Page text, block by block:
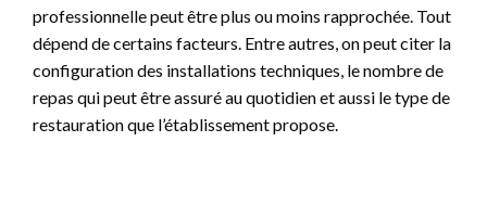
professionnelle peut être plus ou moins rapprochée. Tout
dépend de certains facteurs. Entre autres, on peut citer la
configuration des installations techniques, le nombre de
repas qui peut être assuré au quotidien et aussi le type de
restauration que l’établissement propose.